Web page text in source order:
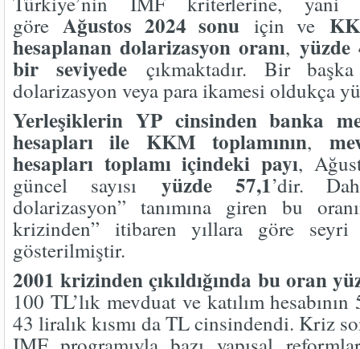
göreAğustos 2024 sonu için ve
hesaplanan dolarizasyon oranı, yüzde
bir seviyedeçıkmaktadır. Bir başka
dolarizasyon veya para ikamesi oldukça
Yerleşiklerin YP cinsinden banka
hesapları ile KKM toplamının,
hesapları toplamı içindeki payı,
güncel sayısı yüzde 57,1’dir.
dolarizasyon” tanımına giren bu
krizinden” itibaren yıllara göre seyri
gösterilmiştir.
2001 krizinden çıkıldığında bu oran
100 TL’lık mevduat ve katılım
43 liralık kısmı da TL cinsindendi. Kriz